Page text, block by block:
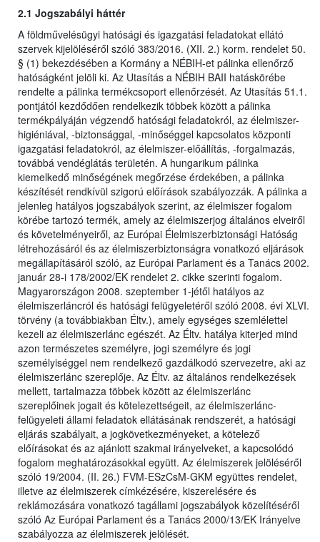
2.1 Jogszabályi háttér
A földművelésügyi hatósági és igazgatási feladatokat ellátó
szervek kijelöléséről szóló 383/2016. (XII. 2.) korm. rendelet 50.
§ (1) bekezdésében a Kormány a NÉBIH-et pálinka ellenőrző
hatóságként jelöli ki. Az Utasítás a NÉBIH BAII hatáskörébe
rendelte a pálinka termékcsoport ellenőrzését. Az Utasítás 51.1.
pontjától kezdődően rendelkezik többek között a pálinka
termékpályáján végzendő hatósági feladatokról, az élelmiszer-
higiéniával, -biztonsággal, -minőséggel kapcsolatos központi
igazgatási feladatokról, az élelmiszer-előállítás, -forgalmazás,
továbbá vendéglátás területén. A hungarikum pálinka
kiemelkedő minőségének megőrzése érdekében, a pálinka
készítését rendkívül szigorú előírások szabályozzák. A pálinka a
jelenleg hatályos jogszabályok szerint, az élelmiszer fogalom
körébe tartozó termék, amely az élelmiszerjog általános elveiről
és követelményeiről, az Európai Élelmiszerbiztonsági Hatóság
létrehozásáról és az élelmiszerbiztonságra vonatkozó eljárások
megállapításáról szóló, az Európai Parlament és a Tanács 2002.
január 28-i 178/2002/EK rendelet 2. cikke szerinti fogalom.
Magyarországon 2008. szeptember 1-jétől hatályos az
élelmiszerláncról és hatósági felügyeletéről szóló 2008. évi XLVI.
törvény (a továbbiakban Éltv.), amely egységes szemlélettel
kezeli az élelmiszerlánc egészét. Az Éltv. hatálya kiterjed mind
azon természetes személyre, jogi személyre és jogi
személyiséggel nem rendelkező gazdálkodó szervezetre, aki az
élelmiszerlánc szereplője. Az Éltv. az általános rendelkezések
mellett, tartalmazza többek között az élelmiszerlánc
szereplőinek jogait és kötelezettségeit, az élelmiszerlánc-
felügyeleti állami feladatok ellátásának rendszerét, a hatósági
eljárás szabályait, a jogkövetkezményeket, a kötelező
előírásokat és az ajánlott szakmai irányelveket, a kapcsolódó
fogalom meghatározásokkal együtt. Az élelmiszerek jelöléséről
szóló 19/2004. (II. 26.) FVM-ESzCsM-GKM együttes rendelet,
illetve az élelmiszerek címkézésére, kiszerelésére és
reklámozására vonatkozó tagállami jogszabályok közelítéséről
szóló Az Európai Parlament és a Tanács 2000/13/EK Irányelve
szabályozza az élelmiszerek jelölését.